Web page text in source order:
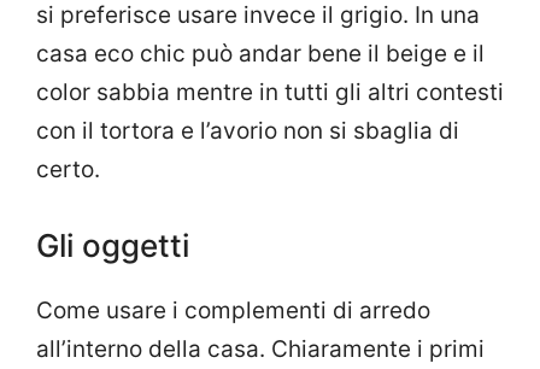
si preferisce usare invece il grigio. In una
casa eco chic può andar bene il beige e il
color sabbia mentre in tutti gli altri contesti
con il tortora e l’avorio non si sbaglia di
certo.
Gli oggetti
Come usare i complementi di arredo
all’interno della casa. Chiaramente i primi